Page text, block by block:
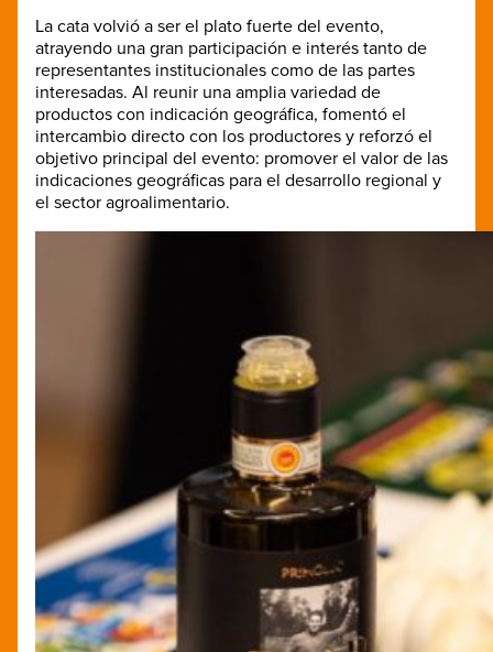
La cata volvió a ser el plato fuerte del evento,
atrayendo una gran participación e interés tanto de
representantes institucionales como de las partes
interesadas. Al reunir una amplia variedad de
productos con indicación geográfica, fomentó el
intercambio directo con los productores y reforzó el
objetivo principal del evento: promover el valor de las
indicaciones geográficas para el desarrollo regional y
el sector agroalimentario.